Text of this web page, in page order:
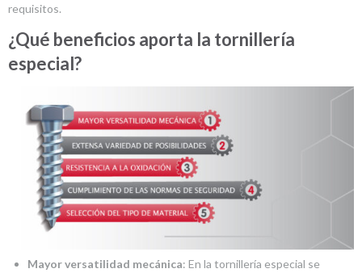
requisitos.
¿Qué beneficios aporta la tornillería
especial?
Mayor versatilidad mecánica: En la tornillería especial se